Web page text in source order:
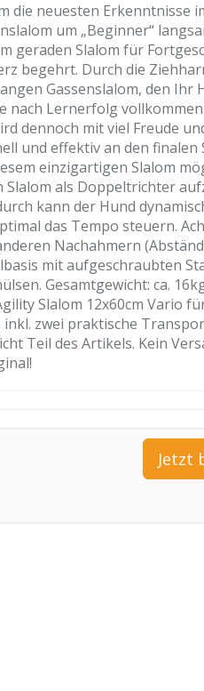
die neuesten Erkenntnisse
um „Beginner“
geraden Slalom für
begehrt. Durch die
Gassenslalom, den Ihr
nach Lernerfolg
dennoch mit viel Freude
und effektiv an den
einzigartigen Slalom
als Doppeltrichter
kann der Hund
das Tempo steuern.
Nachahmern
mit aufgeschraubten
Gesamtgewicht: ca.
Slalom 12x60cm Vario
zwei praktische
Teil des Artikels. Kein
Jetzt